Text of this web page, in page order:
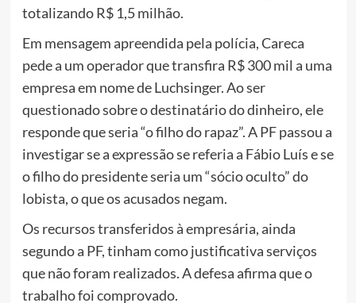
totalizando R$ 1,5 milhão.
Em mensagem apreendida pela polícia, Careca
pede a um operador que transfira R$ 300 mil a uma
empresa em nome de Luchsinger. Ao ser
questionado sobre o destinatário do dinheiro, ele
responde que seria “o filho do rapaz”. A PF passou a
investigar se a expressão se referia a Fábio Luís e se
o filho do presidente seria um “sócio oculto” do
lobista, o que os acusados negam.
Os recursos transferidos à empresária, ainda
segundo a PF, tinham como justificativa serviços
que não foram realizados. A defesa afirma que o
trabalho foi comprovado.